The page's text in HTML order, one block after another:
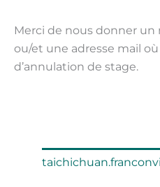
Merci de nous donner
ou/et une adresse mail
d’annulation de stage.